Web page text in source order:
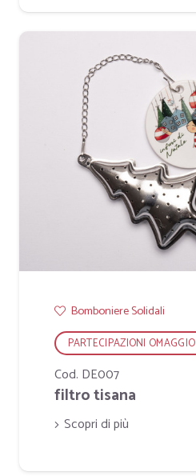
Bomboniere Solidali
PARTECIPAZIONI OMAGGIO
Cod. DE007
filtro tisana
Scopri di più